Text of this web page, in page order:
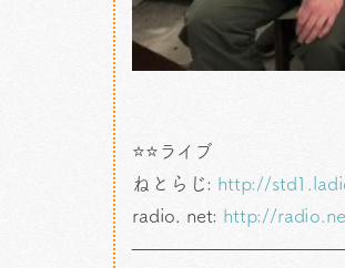
⭐⭐ライブ
ねとらじ: http://
radio. net: http://